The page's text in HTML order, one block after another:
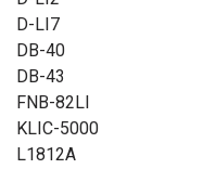
D-LI7
DB-40
DB-43
FNB-82LI
KLIC-5000
L1812A